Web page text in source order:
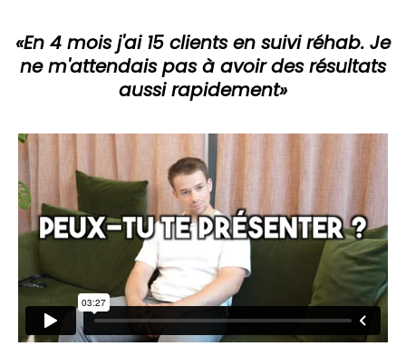
«En 4 mois j'ai 15 clients en suivi réhab. Je
ne m'attendais pas à avoir des résultats
aussi rapidement»